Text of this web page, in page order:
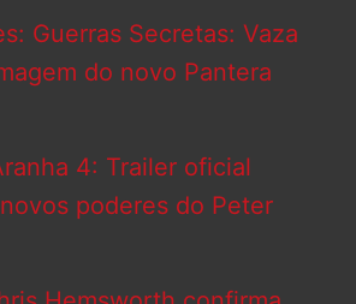
Guerras Secretas: Vaza
do novo Pantera
4: Trailer oficial
poderes do Peter